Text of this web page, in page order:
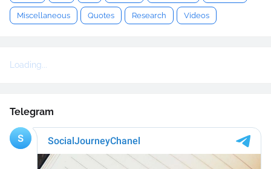
Miscellaneous Quotes Research Videos
Loading...
Telegram